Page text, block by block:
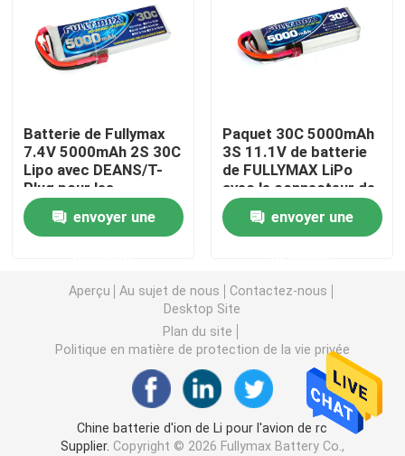
Batterie commerciale de bourdon
Batterie de démarreur de voiture de secours
Modèle Battery de RC
Batterie d'avion de RC
Batterie de voiture RC
batterie de jouets
Batterie de Fullymax
7.4V 5000mAh 2S 30C
Lipo avec DEANS/T-
Plug pour les
hélicoptères nitro de
Rc de voitures de RC
envoyer une
Paquet 30C 5000mAh
3S 11.1V de batterie
de FULLYMAX LiPo
avec le connecteur de
doyens pour des
voitures de RC, avions
de RC, hélicoptères de
envoyer une
Aperçu Au sujet de nous
Contactez-nous
Desktop Site
Plan du site
Politique en matière de protection de la vie privée
Chine batterie d'ion de Li pour l'avion de rc
Supplier. Copyright © 2026 Fullymax Battery Co.,